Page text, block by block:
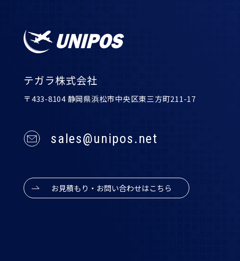
テガラ株式会社
〒433-8104 静岡県浜松市中央区東三方町211-17
sales@unipos.net
お見積もり・お問い合わせはこちら